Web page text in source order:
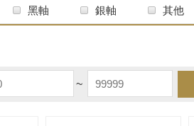
黑軸 銀軸 其他
~